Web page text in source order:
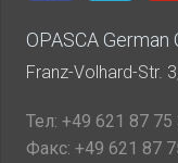
OPASCA
Franz-Volhard-Str.
Тел: +49 621 87 75
Факс: +49 621 87